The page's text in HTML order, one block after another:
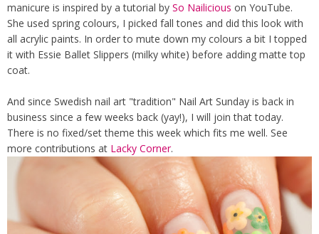
manicure is inspired by a tutorial by So Nailicious on YouTube.
She used spring colours, I picked fall tones and did this look with
all acrylic paints. In order to mute down my colours a bit I topped
it with Essie Ballet Slippers (milky white) before adding matte top
coat.
And since Swedish nail art "tradition" Nail Art Sunday is back in
business since a few weeks back (yay!), I will join that today.
There is no fixed/set theme this week which fits me well. See
more contributions at Lacky Corner.